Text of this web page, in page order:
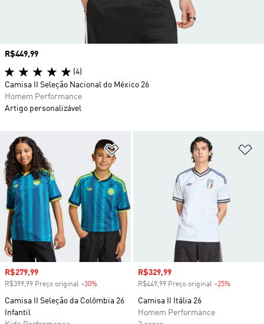
Adicionar à Lista de Desejos
Preço com desconto
R$279,99
R$399,99 Preço original -30%
Camisa II Seleção da Colômbia 26
Infantil
Preço com desconto
R$329,99
R$449,99 Preço original -25%
Camisa II Itália 26
Homem Performance
Preço
R$449,99
(4)
Camisa II Seleção Nacional do México 26
Homem Performance
Artigo personalizável